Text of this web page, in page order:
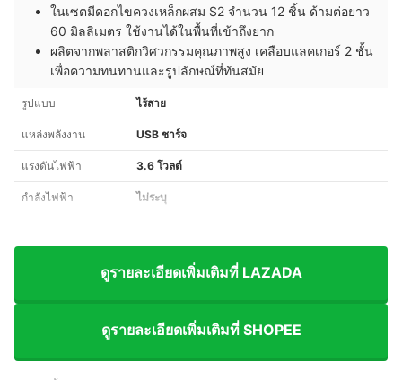
ในเซตมีดอกไขควงเหล็กผสม S2 จำนวน 12 ชิ้น ด้ามต่อยาว
60 มิลลิเมตร ใช้งานได้ในพื้นที่เข้าถึงยาก
ผลิตจากพลาสติกวิศวกรรมคุณภาพสูง เคลือบแลคเกอร์ 2 ชั้น
เพื่อความทนทานและรูปลักษณ์ที่ทันสมัย
รูปแบบ ไร้สาย
แหล่งพลังงาน USB ชาร์จ
แรงดันไฟฟ้า 3.6 โวลต์
กำลังไฟฟ้า ไม่ระบุ
ดูรายละเอียดเพิ่มเติมที่ LAZADA
ดูรายละเอียดเพิ่มเติมที่ SHOPEE